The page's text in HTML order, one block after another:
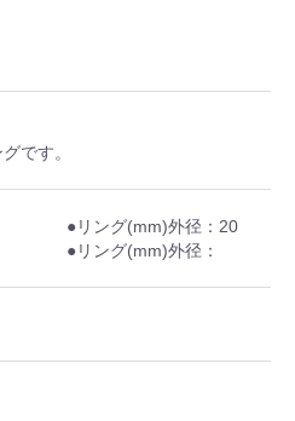
です。
●リング(mm)外径：20
●リング(mm)外径：